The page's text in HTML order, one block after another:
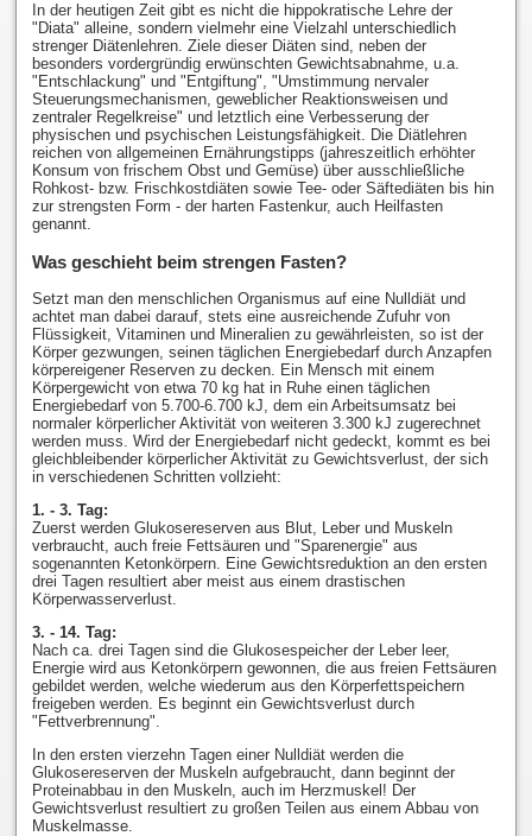
In der heutigen Zeit gibt es nicht die hippokratische Lehre der
"Diata" alleine, sondern vielmehr eine Vielzahl unterschiedlich
strenger Diätenlehren. Ziele dieser Diäten sind, neben der
besonders vordergründig erwünschten Gewichtsabnahme, u.a.
"Entschlackung" und "Entgiftung", "Umstimmung nervaler
Steuerungsmechanismen, geweblicher Reaktionsweisen und
zentraler Regelkreise" und letztlich eine Verbesserung der
physischen und psychischen Leistungsfähigkeit. Die Diätlehren
reichen von allgemeinen Ernährungstipps (jahreszeitlich erhöhter
Konsum von frischem Obst und Gemüse) über ausschließliche
Rohkost- bzw. Frischkostdiäten sowie Tee- oder Säftediäten bis hin
zur strengsten Form - der harten Fastenkur, auch Heilfasten
genannt.
Was geschieht beim strengen Fasten?
Setzt man den menschlichen Organismus auf eine Nulldiät und
achtet man dabei darauf, stets eine ausreichende Zufuhr von
Flüssigkeit, Vitaminen und Mineralien zu gewährleisten, so ist der
Körper gezwungen, seinen täglichen Energiebedarf durch Anzapfen
körpereigener Reserven zu decken. Ein Mensch mit einem
Körpergewicht von etwa 70 kg hat in Ruhe einen täglichen
Energiebedarf von 5.700-6.700 kJ, dem ein Arbeitsumsatz bei
normaler körperlicher Aktivität von weiteren 3.300 kJ zugerechnet
werden muss. Wird der Energiebedarf nicht gedeckt, kommt es bei
gleichbleibender körperlicher Aktivität zu Gewichtsverlust, der sich
in verschiedenen Schritten vollzieht:
1. - 3. Tag:
Zuerst werden Glukosereserven aus Blut, Leber und Muskeln
verbraucht, auch freie Fettsäuren und "Sparenergie" aus
sogenannten Ketonkörpern. Eine Gewichtsreduktion an den ersten
drei Tagen resultiert aber meist aus einem drastischen
Körperwasserverlust.
3. - 14. Tag:
Nach ca. drei Tagen sind die Glukosespeicher der Leber leer,
Energie wird aus Ketonkörpern gewonnen, die aus freien Fettsäuren
gebildet werden, welche wiederum aus den Körperfettspeichern
freigeben werden. Es beginnt ein Gewichtsverlust durch
"Fettverbrennung".
In den ersten vierzehn Tagen einer Nulldiät werden die
Glukosereserven der Muskeln aufgebraucht, dann beginnt der
Proteinabbau in den Muskeln, auch im Herzmuskel! Der
Gewichtsverlust resultiert zu großen Teilen aus einem Abbau von
Muskelmasse.